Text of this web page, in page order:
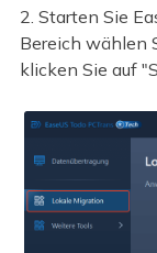
2. Starten Sie
Bereich wählen
klicken Sie auf